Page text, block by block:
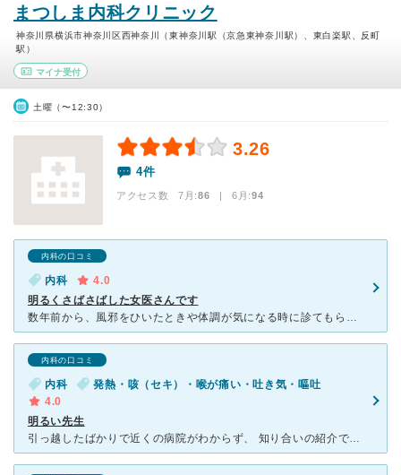
まつしま内科クリニック
神奈川県横浜市神奈川区西神奈川（東神奈川駅（京急東神奈川駅）、東白楽駅、反町
駅）
マイナ受付
土曜（〜12:30）
3.26
4件
アクセス数 7月:86 | 6月:94
内科の口コミ
内科
4.0
明るくさばさばした女医さんです
数年前から、風邪をひいたときや体調が気になる時に診てもらっています。 以前の場所から移転されましたが、東神奈川の駅にさらに近くなり、便利な場所にあると思います。院内は清潔で、いつも割と混み合っていま
内科の口コミ
内科
発熱・咳（セキ）・喉が痛い・吐き気・嘔吐
4.0
明るい先生
引っ越したばかりで近くの病院がわからず、 知り合いの紹介でこちらを受診いたしました。 とても明るくハキハキした女性の先生でした。 私が受診した印象ですと、症状や問診、爪の色なども見て、総合的